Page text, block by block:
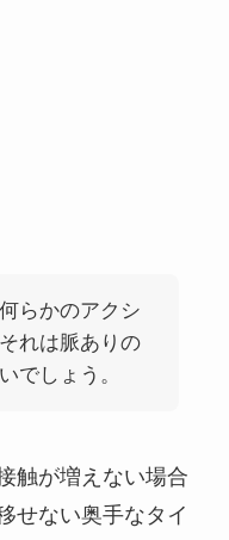
らかのアクシ
れは脈ありの
でしょう。
触が増えない場合
せない奥手なタイ